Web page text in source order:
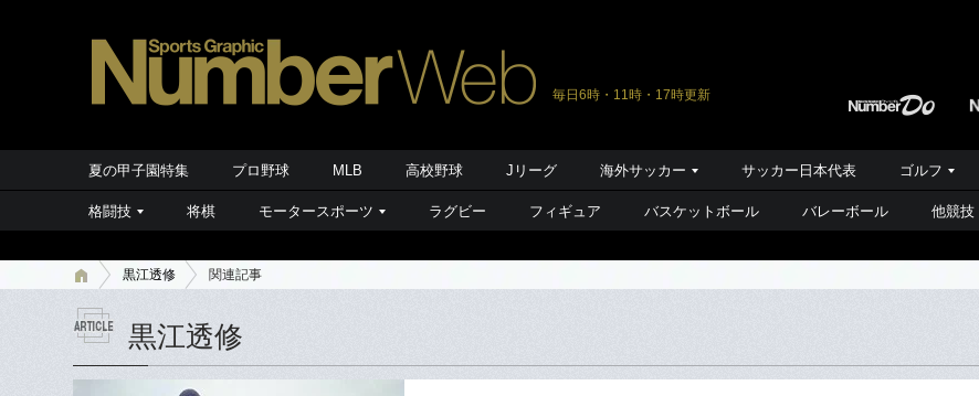
毎日6時・11時・17時更新
夏の甲子園特集 プロ野球 MLB 高校野球 Jリーグ 海外サッカー サッカー日本代表 ゴルフ
格闘技 将棋 モータースポーツ ラグビー フィギュア バスケットボール バレーボール 他競技
黒江透修 関連記事
黒江透修